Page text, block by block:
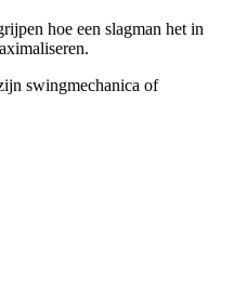
hoe een slagman het in
swingmechanica of